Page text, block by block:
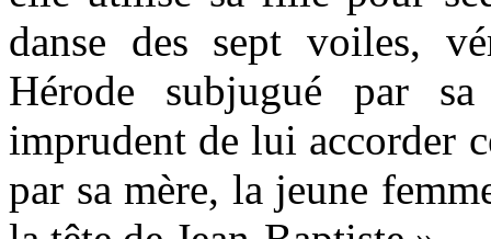
danse des sept voiles,
Hérode subjugué par
imprudent de lui accorder
par sa mère, la jeune